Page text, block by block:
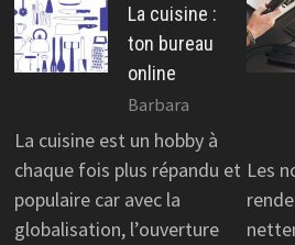
La cuisine :
ton bureau
online
Barbara
La cuisine est un hobby à
chaque fois plus répandu et
populaire car avec la
globalisation, l’ouverture
Les